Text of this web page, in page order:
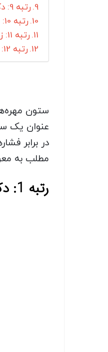
رتبه 9: دکتر اسماعیل شکری
رتبه 10: محمدهادی ترکمان
رتبه 11: زینب آذین
رتبه 12: فیزیوتراپی سورین
عنوان یک
در برابر
مطلب به
رتبه 1: دکتر علی تاجیک